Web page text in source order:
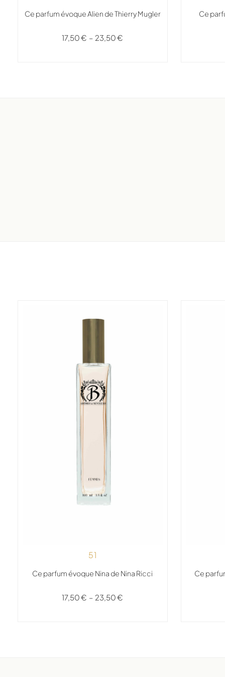
Ce parfum évoque Alien de Thierry Mugler
17,50€ – 23,50€
Ce
51
Ce parfum évoque Nina de Nina Ricci
17,50€ – 23,50€
Ce